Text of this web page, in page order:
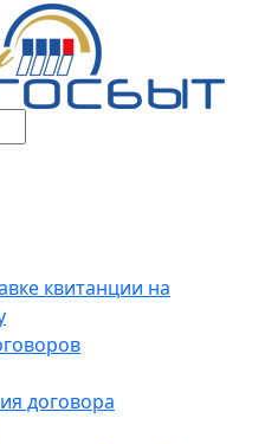
квитанции на
договора